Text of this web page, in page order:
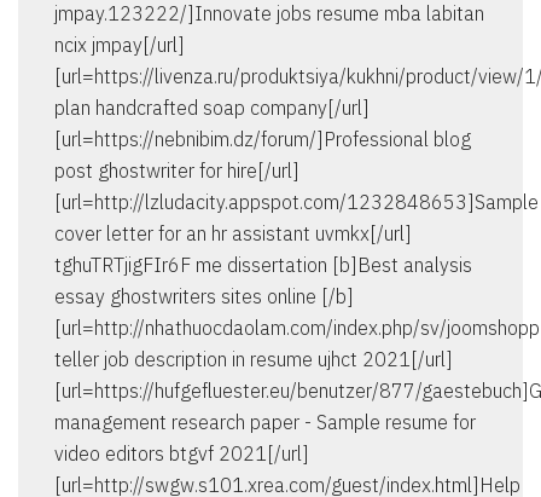
jmpay.123222/]Innovate jobs resume mba labitan
ncix jmpay[/url]
[url=https://livenza.ru/produktsiya/kukhni/product/view/
plan handcrafted soap company[/url]
[url=https://nebnibim.dz/forum/]Professional blog
post ghostwriter for hire[/url]
[url=http://lzludacity.appspot.com/1232848653]Sample
cover letter for an hr assistant uvmkx[/url]
tghuTRTjigFIr6F me dissertation [b]Best analysis
essay ghostwriters sites online [/b]
[url=http://nhathuocdaolam.com/index.php/sv/
teller job description in resume ujhct 2021[/url]
[url=https://hufgefluester.eu/benutzer/877/
management research paper - Sample resume for
video editors btgvf 2021[/url]
[url=http://swgw.s101.xrea.com/guest/index.html]Help